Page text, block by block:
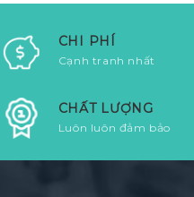
CHI PHÍ
Cạnh tranh nhất
CHẤT LƯỢNG
Luôn luôn đảm bảo